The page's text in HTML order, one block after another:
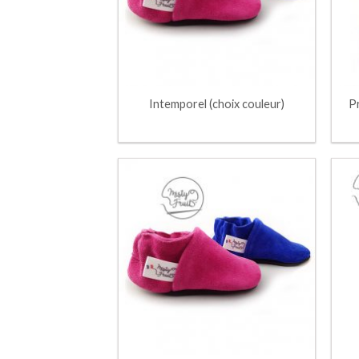
Intemporel (choix couleur)